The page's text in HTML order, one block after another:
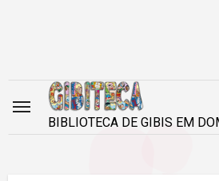
BIBLIOTECA DE GIBIS EM